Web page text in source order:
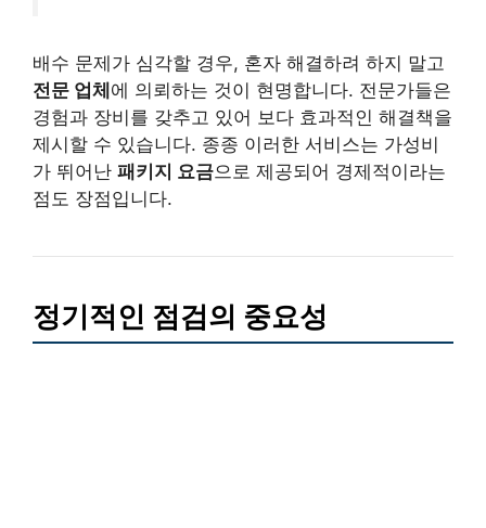
배수 문제가 심각할 경우, 혼자 해결하려 하지 말고
전문 업체에 의뢰하는 것이 현명합니다. 전문가들은
경험과 장비를 갖추고 있어 보다 효과적인 해결책을
제시할 수 있습니다. 종종 이러한 서비스는 가성비
가 뛰어난 패키지 요금으로 제공되어 경제적이라는
점도 장점입니다.
정기적인 점검의 중요성